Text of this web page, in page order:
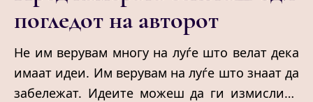
погледот на авторот
Не им верувам многу на луѓе што велат дека
имаат идеи. Им верувам на луѓе што знаат да
забележат. Идеите можеш да ги измислиш.